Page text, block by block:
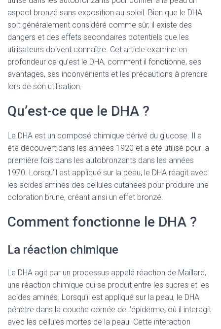
aspect bronzé sans exposition au soleil. Bien que le DHA
soit généralement considéré comme sûr, il existe des
dangers et des effets secondaires potentiels que les
utilisateurs doivent connaître. Cet article examine en
profondeur ce qu’est le DHA, comment il fonctionne, ses
avantages, ses inconvénients et les précautions à prendre
lors de son utilisation.
Qu’est-ce que le DHA ?
Le DHA est un composé chimique dérivé du glucose. Il a
été découvert dans les années 1920 et a été utilisé pour la
première fois dans les autobronzants dans les années
1970. Lorsqu’il est appliqué sur la peau, le DHA réagit avec
les acides aminés des cellules cutanées pour produire une
coloration brune, créant ainsi un effet bronzé.
Comment fonctionne le DHA ?
La réaction chimique
Le DHA agit par un processus appelé réaction de Maillard,
une réaction chimique qui se produit entre les sucres et les
acides aminés. Lorsqu’il est appliqué sur la peau, le DHA
pénètre dans la couche cornée de l’épiderme, où il interagit
avec les cellules mortes de la peau. Cette interaction